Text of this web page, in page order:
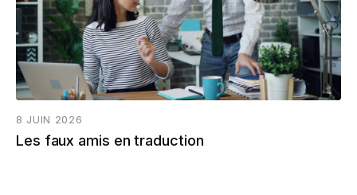
8 JUIN 2026
Les faux amis en traduction